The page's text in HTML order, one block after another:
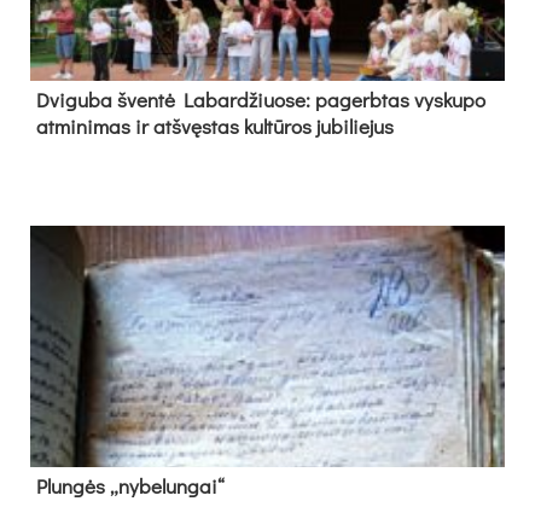
Dvi­gu­ba šven­tė La­bar­džiuo­se: pa­gerb­tas vys­ku­po
at­mi­ni­mas ir at­švęs­tas kul­tū­ros ju­bi­lie­jus
Plun­gės „ny­be­lun­gai“